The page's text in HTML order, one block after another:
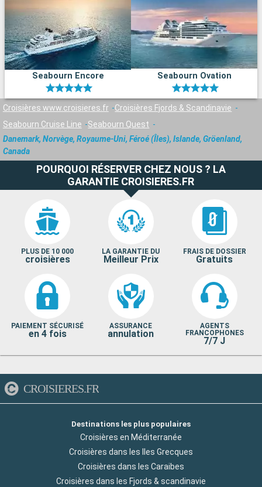
Seabourn Encore Seabourn Ovation
Croisières www.croisieres.fr
Croisières Fjords & Scandinavie
Seabourn Cruise Line
Seabourn Quest
Danemark, Norvège, Royaume-Uni, Féroé (Îles), Islande, Gröenland,
Canada
POURQUOI RÉSERVER CHEZ NOUS ? LA
GARANTIE CROISIERES.FR
PLUS DE 10 000
croisières
LA GARANTIE DU
Meilleur Prix
FRAIS DE DOSSIER
Gratuits
PAIEMENT SÉCURISÉ
en 4 fois
ASSURANCE
annulation
AGENTS
FRANCOPHONES
7/7 J
CROISIERES.FR
Destinations les plus populaires
Croisières en Méditerranée
Croisières dans les Iles Grecques
Croisières dans les Caraibes
Croisières dans les Fjords & scandinavie